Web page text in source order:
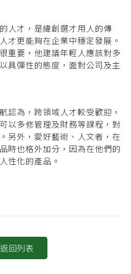
人才，是緯創選才用人的傳
才更能夠在企業中穩定發展。
重要，他建議年輕人應該對多
具彈性的態度，面對公司及主
認為，跨領域人才較受歡迎，
以多修管理及財務等課程，對
另外，愛好藝術、人文者，在
時也格外加分，因為在他們的
性化的產品。
返回列表